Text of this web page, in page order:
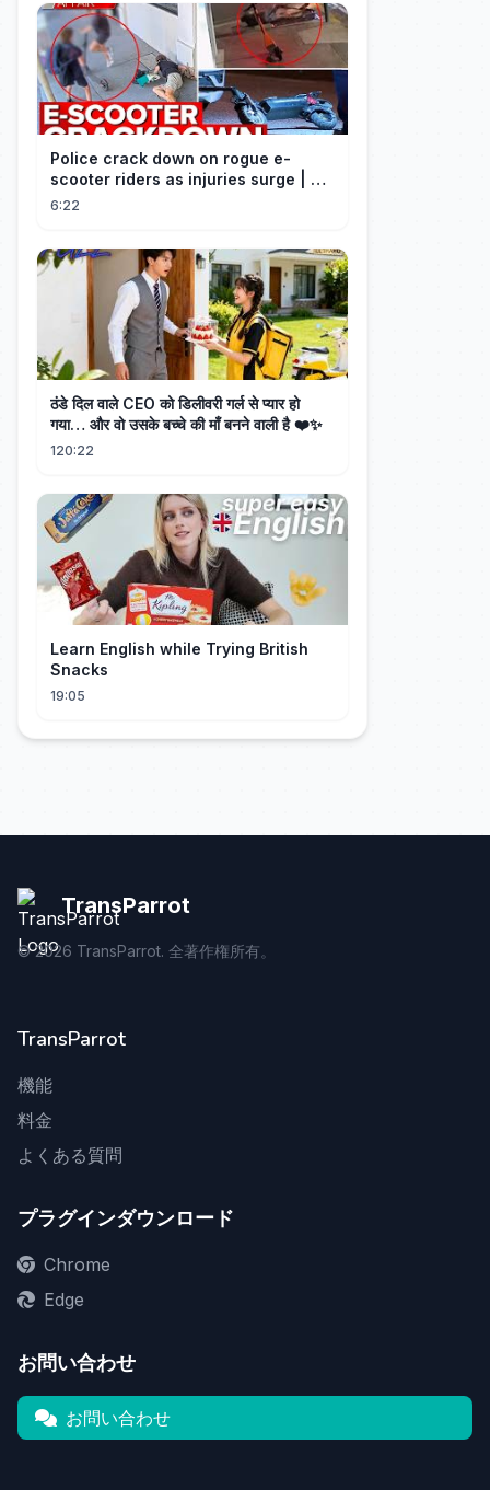
Police crack down on rogue e-
scooter riders as injuries surge | A
Current Affair
6:22
ठंडे दिल वाले CEO को डिलीवरी गर्ल से प्यार हो
गया… और वो उसके बच्चे की माँ बनने वाली है ❤️✨
120:22
Learn English while Trying British
Snacks
19:05
TransParrot
©2026 TransParrot. 全著作権所有。
TransParrot
機能
料金
よくある質問
プラグインダウンロード
Chrome
Edge
お問い合わせ
お問い合わせ